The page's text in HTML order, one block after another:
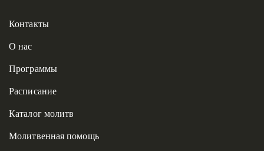
Контакты
О нас
Программы
Расписание
Каталог молитв
Молитвенная помощь